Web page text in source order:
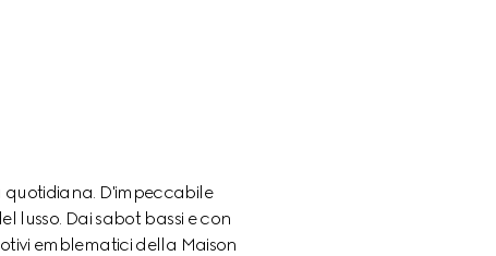
quotidiana. D'impeccabile
Dai sabot bassi e con
emblematici della Maison